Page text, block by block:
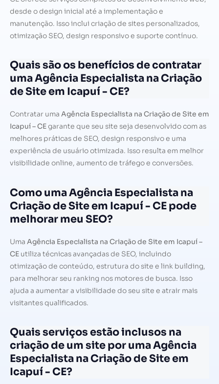
desde o design inicial até a implementação e
manutenção. Isso inclui criação de sites personalizados,
otimização SEO, design responsivo e suporte contínuo.
Quais são os benefícios de contratar
uma Agência Especialista na Criação
de Site em Icapuí - CE?
Contratar uma Agência Especialista na Criação de Site em
Icapuí – CEgarante que seu site seja desenvolvido com as
melhores práticas de SEO, design responsivo e uma
experiência de usuário otimizada. Isso resulta em melhor
visibilidade online, aumento de tráfego e conversões.
Como uma Agência Especialista na
Criação de Site em Icapuí - CE pode
melhorar meu SEO?
Uma Agência Especialista na Criação de Site em Icapuí –
CE utiliza técnicas avançadas de SEO, incluindo
otimização de conteúdo, estrutura do site e link building,
para melhorar seu ranking nos motores de busca. Isso
ajuda a aumentar a visibilidade do seu site e atrair mais
visitantes qualificados.
Quais serviços estão inclusos na
criação de um site por uma Agência
Especialista na Criação de Site em
Icapuí - CE?